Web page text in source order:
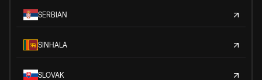
SERBIAN
SINHALA
SLOVAK